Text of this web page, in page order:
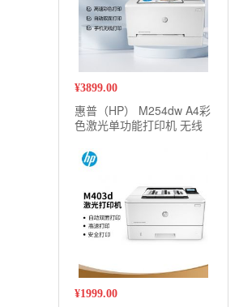
¥3899.00
惠普（HP） M254dw A4彩
色激光单功能打印机 无线
¥1999.00